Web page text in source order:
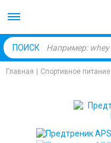
ПОИСК
Главная Спортивное питание